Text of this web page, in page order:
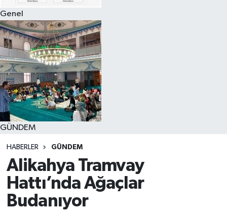
Genel
GÜNDEM
HABERLER GÜNDEM
Alikahya Tramvay
Hattı’nda Ağaçlar
Budanıyor
Haber Arşivi